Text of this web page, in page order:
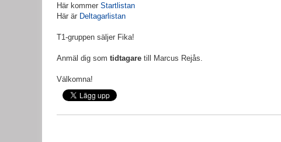
Här kommer Startlistan
Här är Deltagarlistan
T1-gruppen säljer Fika!
Anmäl dig som tidtagare till Marcus Rejås.
Välkomna!